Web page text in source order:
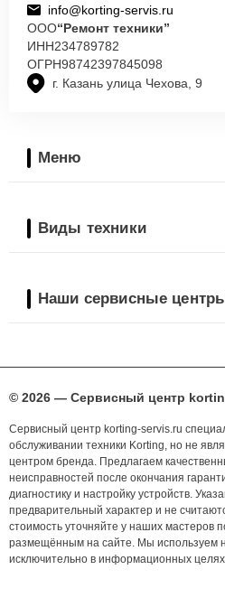
г. Казань улица Чехова, 9
info@korting-servis.ru
ООО“Ремонт техники”
ИНН234789782
ОГРН98742397845098
Меню
Виды техники
Наши сервисные
© 2026 — Сервисный центр
Сервисный центр korting-servis.ru
обслуживании техники Korting, но не
центром бренда. Предлагаем
неисправностей после окончания
диагностику и настройку устройств.
предварительный характер и не
стоимость уточняйте у наших мастеров
размещённым на сайте. Мы используем
исключительно в информационных